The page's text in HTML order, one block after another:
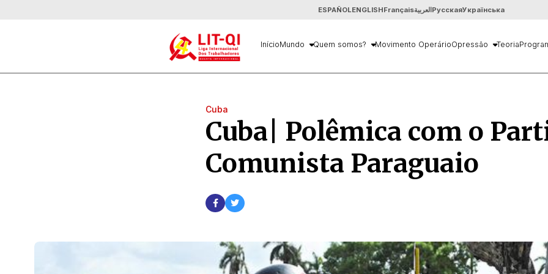
ESPAÑOLENGLISHFrançaisالعربيةРусскаяУкраїнська
InícioMundo Quem somos? Movimento OperárioOpressão Teoria
Cuba
Cuba| Polêmica com o
Comunista Paraguaio